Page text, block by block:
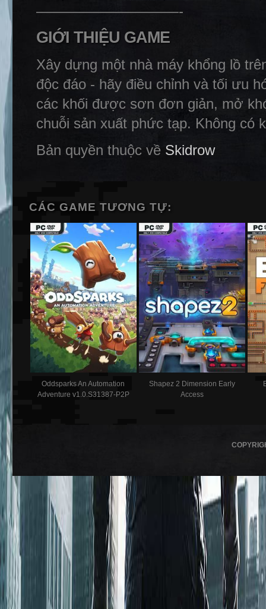
——————————-
GIỚI THIỆU GAME
Xây dựng một nhà máy khổng lồ
độc đáo - hãy điều chỉnh và tối ưu
các khối được sơn đơn giản, mở
chuỗi sản xuất phức tạp. Không có
Bản quyền thuộc về Skidrow
CÁC GAME TƯƠNG TỰ:
Oddsparks An Automation
Adventure v1.0.S31387-P2P
Shapez 2 Dimension Early
Access